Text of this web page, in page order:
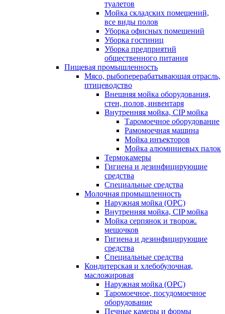
туалетов
Мойка складских помещений,
все виды полов
Уборка офисных помещений
Уборка гостиниц
Уборка предприятий
общественного питания
Пищевая промышленность
Мясо, рыбоперерабатывающая отрасль,
птицеводство
Внешняя мойка оборудования,
стен, полов, инвентаря
Внутренняя мойка, CIP мойка
Таромоечное оборудование
Рамомоечная машина
Мойка инъекторов
Мойка алюминиевых палок
Термокамеры
Гигиена и дезинфицирующие
средства
Специальные средства
Молочная промышленность
Наружная мойка (ОРС)
Внутренняя мойка, CIP мойка
Мойка серпянок и творож.
мешочков
Гигиена и дезинфицирующие
средства
Специальные средства
Кондитерская и хлебобулочная,
масложировая
Наружная мойка (ОРС)
Таромоечное, посудомоечное
оборудование
Печные камеры и формы